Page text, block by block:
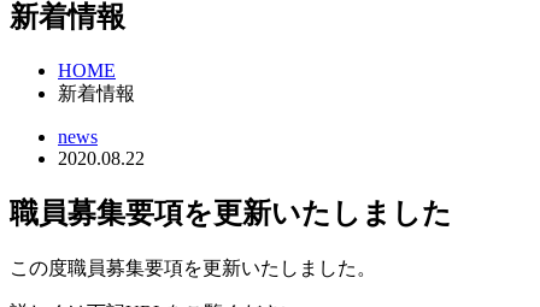
新着情報
HOME
新着情報
news
2020.08.22
職員募集要項を更新いたしました
この度職員募集要項を更新いたしました。